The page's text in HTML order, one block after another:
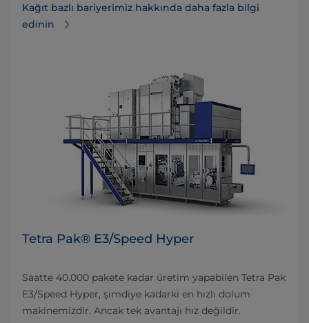
Kağıt bazlı bariyerimiz hakkında daha fazla bilgi
edinin
Tetra Pak® E3/Speed Hyper
Saatte 40.000 pakete kadar üretim yapabilen Tetra Pak
E3/Speed Hyper, şimdiye kadarki en hızlı dolum
makinemizdir. Ancak tek avantajı hız değildir.